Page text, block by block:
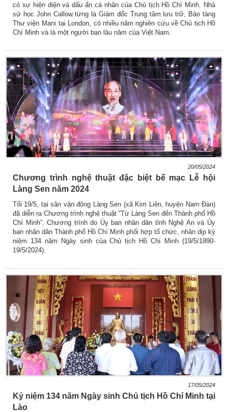
có sự hiện diện và dấu ấn cá nhân của Chủ tịch Hồ Chí Minh. Nhà
sử học John Callow từng là Giám đốc Trung tâm lưu trữ, Bảo tàng
Thư viện Marx tại London, có nhiều năm nghiên cứu về Chủ tịch Hồ
Chí Minh và là một người bạn lâu năm của Việt Nam.
20/05/2024
Chương trình nghệ thuật đặc biệt bế mạc Lễ hội
Làng Sen năm 2024
Tối 19/5, tại sân vận động Làng Sen (xã Kim Liên, huyện Nam Đàn)
đã diễn ra Chương trình nghệ thuật “Từ Làng Sen đến Thành phố Hồ
Chí Minh”. Chương trình do Ủy ban nhân dân tỉnh Nghệ An và Ủy
ban nhân dân Thành phố Hồ Chí Minh phối hợp tổ chức, nhân dịp kỷ
niệm 134 năm Ngày sinh của Chủ tịch Hồ Chí Minh (19/5/1890-
19/5/2024).
17/05/2024
Kỷ niệm 134 năm Ngày sinh Chủ tịch Hồ Chí Minh tại
Lào